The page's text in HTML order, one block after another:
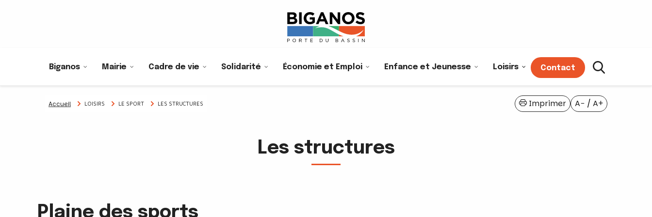
Biganos Mairie Cadre de vie Solidarité Économie et Emploi Enfance et Jeunesse Loisirs Contact
Accueil LOISIRS LE SPORT LES STRUCTURES A− / A+
Imprimer
Les structures
Plaine des sports